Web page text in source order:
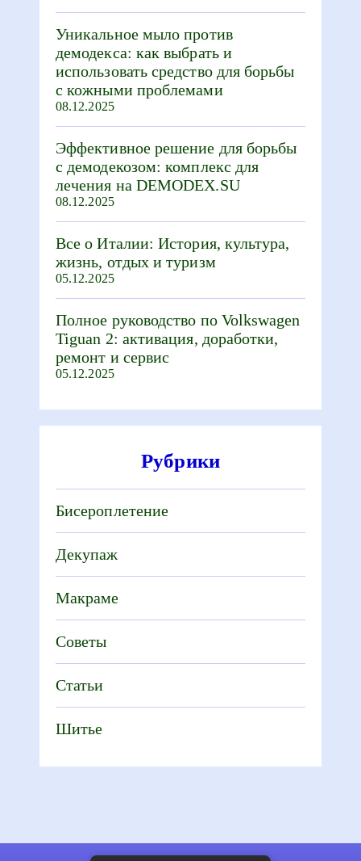
Уникальное мыло против
демодекса: как выбрать и
использовать средство для борьбы
с кожными проблемами
08.12.2025
Эффективное решение для борьбы
с демодекозом: комплекс для
лечения на DEMODEX.SU
08.12.2025
Все о Италии: История, культура,
жизнь, отдых и туризм
05.12.2025
Полное руководство по Volkswagen
Tiguan 2: активация, доработки,
ремонт и сервис
05.12.2025
Рубрики
Бисероплетение
Декупаж
Макраме
Советы
Статьи
Шитье